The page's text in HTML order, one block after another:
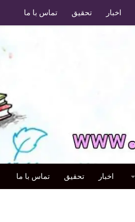
اخبار تحقیق تماس با ما
اخبار تحقیق تماس با ما